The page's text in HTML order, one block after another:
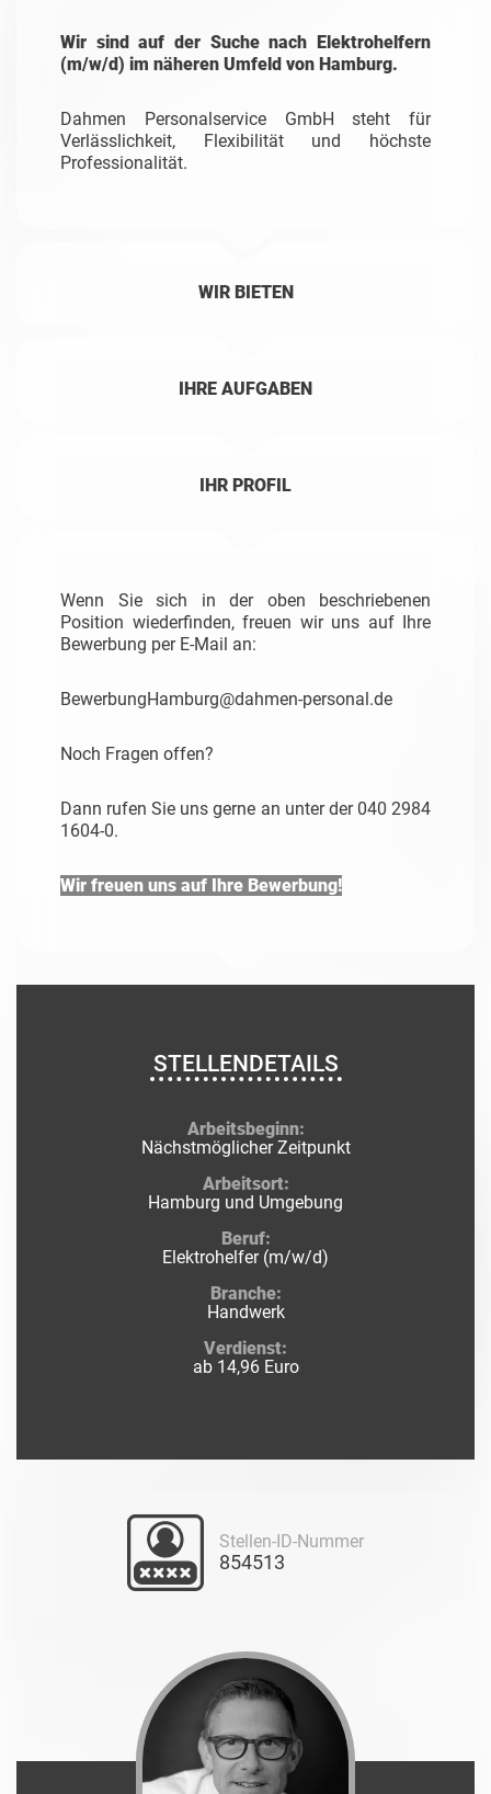
Wir sind auf der Suche nach Elektrohelfern
(m/w/d) im näheren Umfeld von Hamburg.
Dahmen Personalservice GmbH steht für
Verlässlichkeit, Flexibilität und höchste
Professionalität.
WIR BIETEN
IHRE AUFGABEN
IHR PROFIL
Wenn Sie sich in der oben beschriebenen
Position wiederfinden, freuen wir uns auf Ihre
Bewerbung per E-Mail an:
BewerbungHamburg@dahmen-personal.de
Noch Fragen offen?
Dann rufen Sie uns gerne an unter der 040 2984
1604-0.
Wir freuen uns auf Ihre Bewerbung!
STELLENDETAILS
Arbeitsbeginn:
Nächstmöglicher Zeitpunkt
Arbeitsort:
Hamburg und Umgebung
Beruf:
Elektrohelfer (m/w/d)
Branche:
Handwerk
Verdienst:
ab 14,96 Euro
Stellen-ID-Nummer
854513